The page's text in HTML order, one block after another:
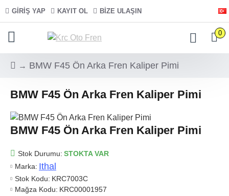
GIRIŞ YAP KAYIT OL BIZE ULAŞIN
0
BMW F45 Ön Arka Fren Kaliper Pimi
BMW F45 Ön Arka Fren Kaliper Pimi
BMW F45 Ön Arka Fren Kaliper Pimi
Stok Durumu: STOKTA VAR
Marka: Ithal
Stok Kodu: KRC7003C
Mağza Kodu: KRC00001957